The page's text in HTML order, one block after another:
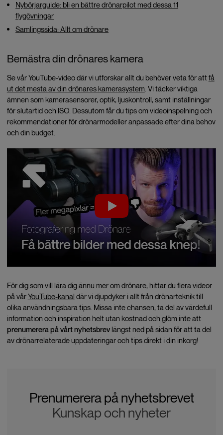
Nybörjarguide: bli en bättre drönarpilot med dessa 11
flygövningar
Samlingssida: Allt om drönare
Bemästra din drönares kamera
Se vår YouTube-video där vi utforskar allt du behöver veta för att få
ut det mesta av din drönares kamerasystem . Vi täcker viktiga
ämnen som kamerasensorer, optik, ljuskontroll, samt inställningar
för slutartid och ISO. Dessutom får du tips om videoinspelning och
rekommendationer för drönarmodeller anpassade efter dina behov
och din budget.
För dig som vill lära dig ännu mer om drönare, hittar du flera videor
på vårYouTube-kanal där vi djupdyker i allt från drönarteknik till
olika användningsbara tips. Missa inte chansen, ta del av värdefull
information och inspiration helt utan kostnad och glöm inte att
prenumerera på vårt nyhetsbrevlängst ned på sidan för att ta del
av drönarrelaterade uppdateringar och tips direkt i din inkorg!
Prenumerera på nyhetsbrevet
Kunskap och nyheter